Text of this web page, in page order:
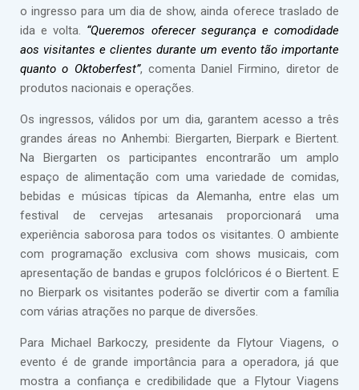
o ingresso para um dia de show, ainda oferece traslado de
ida e volta. “Queremos oferecer segurança e comodidade
aos visitantes e clientes durante um evento tão importante
quanto o Oktoberfest”, comenta Daniel Firmino, diretor de
produtos nacionais e operações.
Os ingressos, válidos por um dia, garantem acesso a três
grandes áreas no Anhembi: Biergarten, Bierpark e Biertent.
Na Biergarten os participantes encontrarão um amplo
espaço de alimentação com uma variedade de comidas,
bebidas e músicas típicas da Alemanha, entre elas um
festival de cervejas artesanais proporcionará uma
experiência saborosa para todos os visitantes. O ambiente
com programação exclusiva com shows musicais, com
apresentação de bandas e grupos folclóricos é o Biertent. E
no Bierpark os visitantes poderão se divertir com a família
com várias atrações no parque de diversões.
Para Michael Barkoczy, presidente da Flytour Viagens, o
evento é de grande importância para a operadora, já que
mostra a confiança e credibilidade que a Flytour Viagens